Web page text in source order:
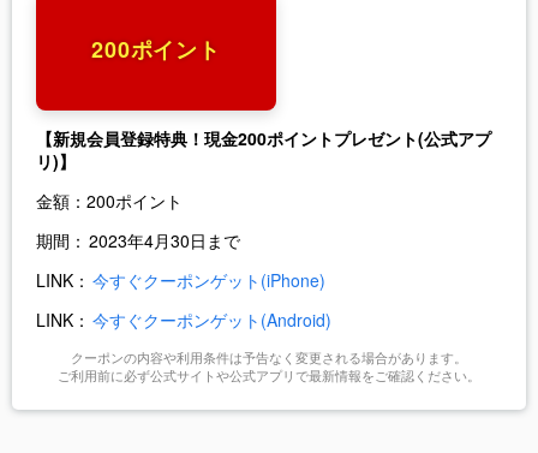
200ポイント
【新規会員登録特典！現金200ポイントプレゼント(公式アプ
リ)】
金額： 200ポイント
期間： 2023年4月30日まで
LINK： 今すぐクーポンゲット(iPhone)
LINK： 今すぐクーポンゲット(Android)
クーポンの内容や利用条件は予告なく変更される場合があります。
ご利用前に必ず公式サイトや公式アプリで最新情報をご確認ください。